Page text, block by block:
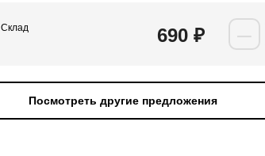
Склад 690 ₽ –
Посмотреть другие предложения